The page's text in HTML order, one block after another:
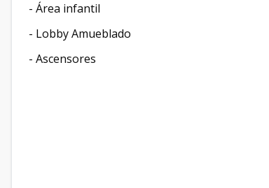
- ⁠Área infantil
- ⁠Lobby Amueblado
- ⁠Ascensores